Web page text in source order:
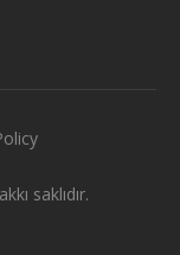
saklıdır.